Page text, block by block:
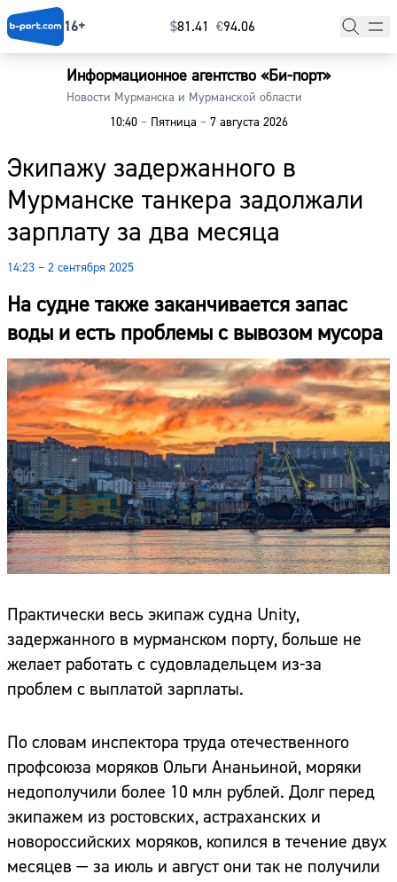
16+ $⁠81.41 €⁠94.06
Информационное агентство «Би-порт»
Новости Мурманска и Мурманской области
10:40 –Пятница –7 августа 2026
Экипажу задержанного в
Мурманске танкера задолжали
зарплату за два месяца
14:23 – 2 сентября 2025
На судне также заканчивается запас
воды и есть проблемы с вывозом мусора
Практически весь экипаж судна Unity,
задержанного в мурманском порту, больше не
желает работать с судовладельцем из-за
проблем с выплатой зарплаты.
По словам инспектора труда отечественного
профсоюза моряков Ольги Ананьиной, моряки
недополучили более 10 млн рублей. Долг перед
экипажем из ростовских, астраханских и
новороссийских моряков, копился в течение двух
месяцев — за июль и август они так не получили
Главная
Наши гости
Фоторепортажи
Погода
Курсы валют